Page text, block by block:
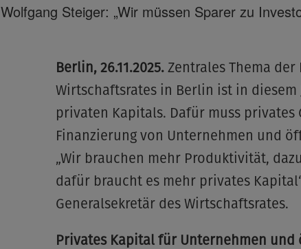
Wolfgang Steiger: „Wir müssen Sparer zu
Berlin, 26.11.2025. Zentrales Thema
Wirtschaftsrates in Berlin ist in
privaten Kapitals. Dafür muss privates
Finanzierung von Unternehmen und
„Wir brauchen mehr Produktivität,
dafür braucht es mehr privates
Generalsekretär des Wirtschaftsrates.
Privates Kapital für Unternehmen